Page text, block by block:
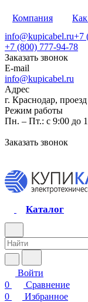
Компания
info@kupicabel.ru+7
+7 (800) 777-94-78
Заказать звонок
E-mail
info@kupicabel.ru
Адрес
г. Краснодар,
Режим работы
Пн. – Пт.: с 9:00 до
Заказать звонок
Каталог
Войти
0
Сравнение
0
Избранное